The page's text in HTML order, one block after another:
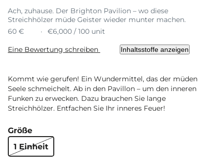
Ach, zuhause. Der Brighton Pavilion – wo diese
Streichhölzer müde Geister wieder munter machen.
60 €
€6,000 / 100 unit
Eine Bewertung schreiben Inhaltsstoffe anzeigen
Kommt wie gerufen! Ein Wundermittel, das der müden
Seele schmeichelt. Ab in den Pavillon – um den inneren
Funken zu erwecken. Dazu brauchen Sie lange
Streichhölzer. Entfachen Sie Ihr inneres Feuer!
Größe
1 Einheit